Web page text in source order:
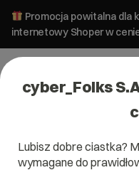
Promocja powitalna dla
internetowy Shoper w cenie
cyber_Folks
Lubisz dobre ciastka?
wymagane do